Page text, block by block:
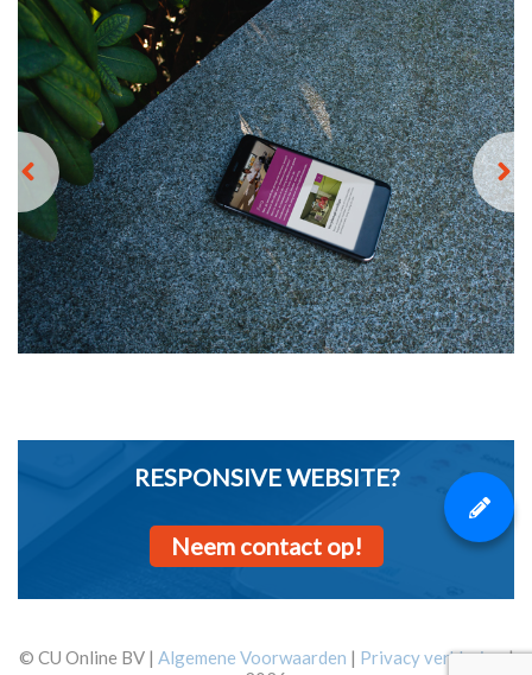
RESPONSIVE WEBSITE?
Neem contact op!
© CU Online BV | Algemene Voorwaarden | Privacy verklaring|